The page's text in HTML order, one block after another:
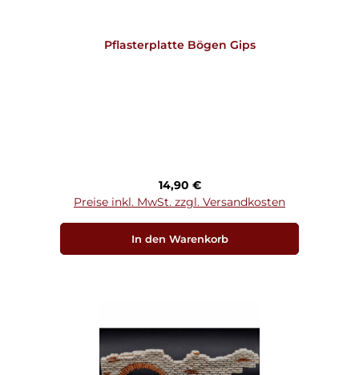
Pflasterplatte Bögen Gips
Regulärer Preis:
14,90 €
Preise inkl. MwSt. zzgl. Versandkosten
In den Warenkorb